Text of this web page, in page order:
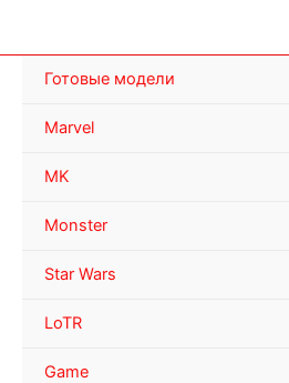
Готовые модели
Marvel
MK
Monster
Star Wars
LoTR
Game